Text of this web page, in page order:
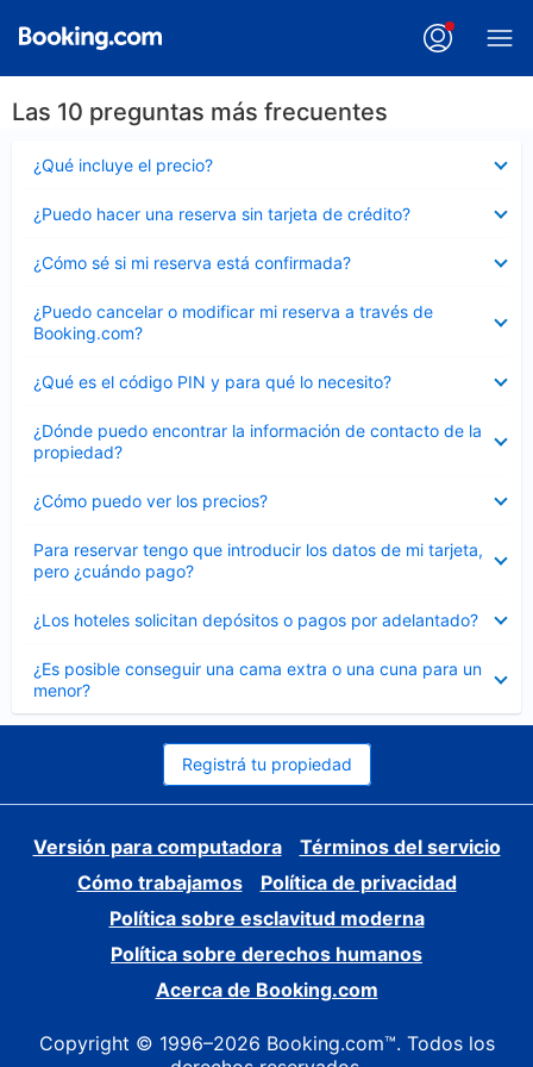
Las 10 preguntas más frecuentes
¿Qué incluye el precio?
cerrado
¿Puedo hacer una reserva sin tarjeta de crédito?
cerrado
¿Cómo sé si mi reserva está confirmada?
cerrado
¿Puedo cancelar o modificar mi reserva a través de
Booking.com?
cerrado
¿Qué es el código PIN y para qué lo necesito?
cerrado
¿Dónde puedo encontrar la información de contacto de la
propiedad?
cerrado
¿Cómo puedo ver los precios?
cerrado
Para reservar tengo que introducir los datos de mi tarjeta,
pero ¿cuándo pago?
cerrado
¿Los hoteles solicitan depósitos o pagos por adelantado?
cerrado
¿Es posible conseguir una cama extra o una cuna para un
menor?
cerrado
Registrá tu propiedad
Versión para computadora
Términos del servicio
Cómo trabajamos
Política de privacidad
Política sobre esclavitud moderna
Política sobre derechos humanos
Acerca de Booking.com
Copyright © 1996–2026 Booking.com™. Todos los